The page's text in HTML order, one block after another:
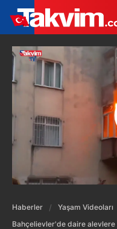
Haberler
Yaşam Videoları
Bahçelievler'de daire alevlere